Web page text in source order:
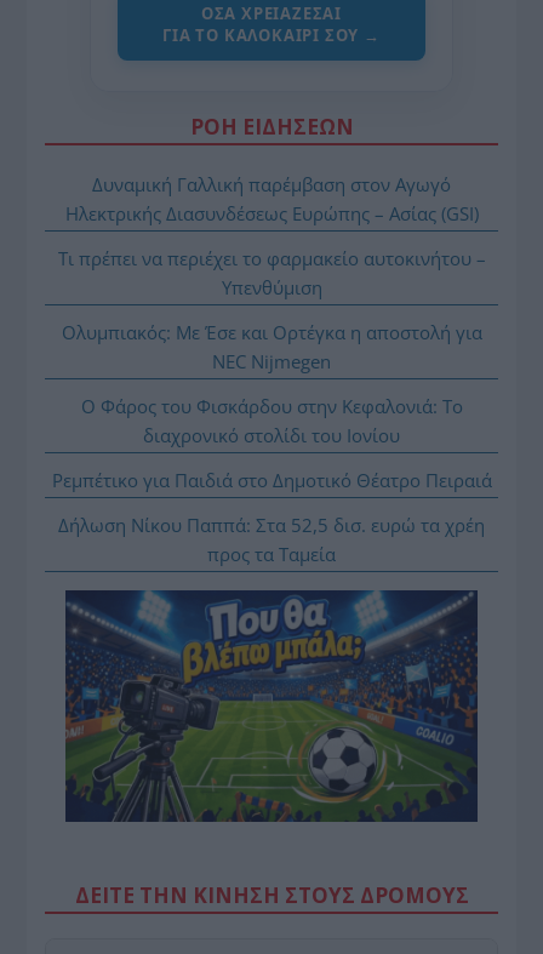
ΌΣΑ ΧΡΕΙΆΖΕΣΑΙ
ΓΙΑ ΤΟ ΚΑΛΟΚΑΊΡΙ ΣΟΥ →
ΡΟΗ ΕΙΔΗΣΕΩΝ
Δυναμική Γαλλική παρέμβαση στον Αγωγό
Ηλεκτρικής Διασυνδέσεως Ευρώπης – Ασίας (GSI)
Τι πρέπει να περιέχει το φαρμακείο αυτοκινήτου –
Υπενθύμιση
Ολυμπιακός: Με Έσε και Ορτέγκα η αποστολή για
NEC Nijmegen
Ο Φάρος του Φισκάρδου στην Κεφαλονιά: Το
διαχρονικό στολίδι του Ιονίου
Ρεμπέτικο για Παιδιά στο Δημοτικό Θέατρο Πειραιά
Δήλωση Νίκου Παππά: Στα 52,5 δισ. ευρώ τα χρέη
προς τα Ταμεία
ΔΕΙΤΕ ΤΗΝ ΚΙΝΗΣΗ ΣΤΟΥΣ ΔΡΌΜΟΥΣ